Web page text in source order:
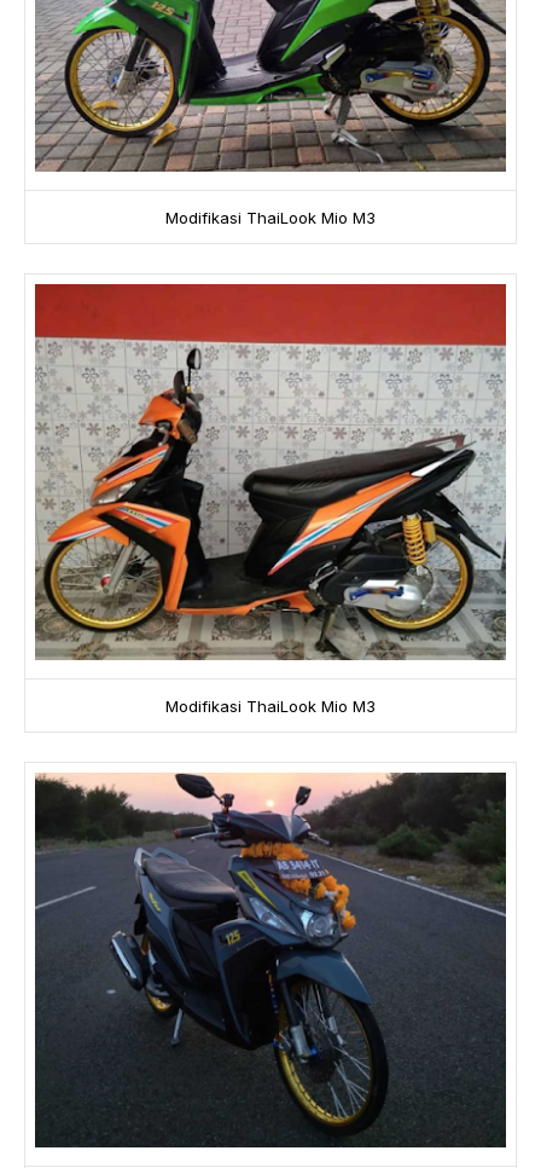
Modifikasi ThaiLook Mio M3
Modifikasi ThaiLook Mio M3